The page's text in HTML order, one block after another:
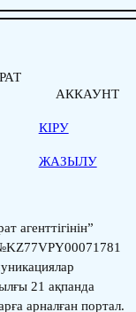
АККАУНТ
КІРУ
ЖАЗЫЛУ
агенттігінін”
21 ақпанда
арналған портал.